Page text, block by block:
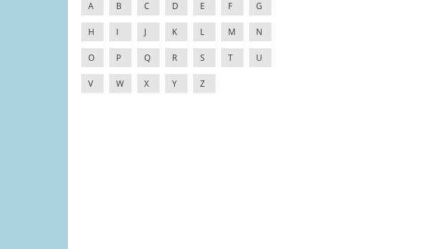
A B C D E F G
H I J K L M N
O P Q R S T U
V W X Y Z